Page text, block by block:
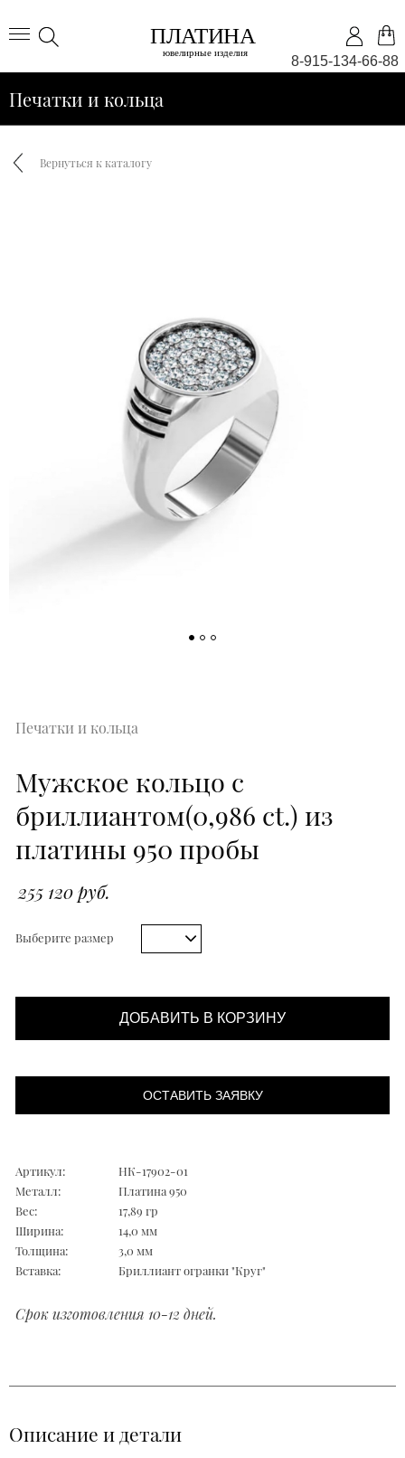
8-915-134-66-88
Печатки и кольца
Вернуться к каталогу
Печатки и кольца
Мужское кольцо с
бриллиантом(0,986 ct.) из
платины 950 пробы
255 120 руб.
Выберите размер
ДОБАВИТЬ В КОРЗИНУ
ОСТАВИТЬ ЗАЯВКУ
Артикул:
НК-17902-01
Металл:
Платина 950
Вес:
17,89 гр
Ширина:
14,0 мм
Толщина:
3,0 мм
Вставка:
Бриллиант огранки "Круг"
Срок изготовления 10-12 дней.
Описание и детали